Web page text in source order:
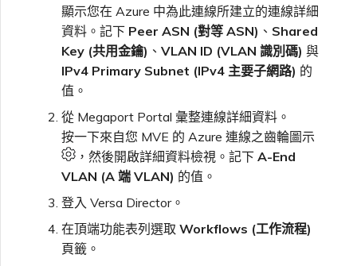
顯示您在 Azure 中為此連線所建立的連線詳細
資料。記下 Peer ASN (對等 ASN) 、 Shared
Key (共用金鑰) 、 VLAN ID (VLAN 識別碼) 與
IPv4 Primary Subnet (IPv4 主要子網路) 的
值。
從 Megaport Portal 彙整連線詳細資料。
按一下來自您 MVE 的 Azure 連線之齒輪圖示
，然後開啟詳細資料檢視。記下 A-End
VLAN (A 端 VLAN) 的值。
登入 Versa Director。
在頂端功能表列選取 Workflows (工作流程)
頁籤。